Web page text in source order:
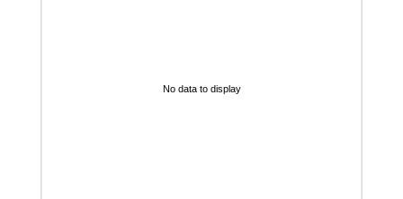
No data to display